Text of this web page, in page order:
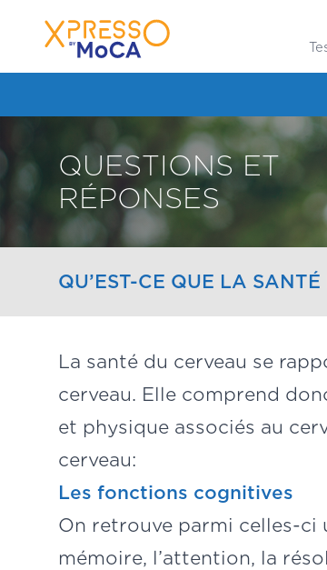
QUESTIONS ET
RÉPONSES
QU’EST-CE QUE LA
La santé du cerveau se
cerveau. Elle comprend
et physique associés au
cerveau:
Les fonctions cognitives
On retrouve parmi celles-ci
mémoire, l’attention, la